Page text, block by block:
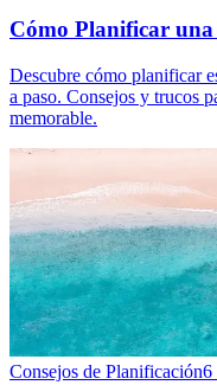
Cómo Planificar
Descubre cómo planificar
a paso. Consejos y trucos
memorable.
Consejos de Planificación6